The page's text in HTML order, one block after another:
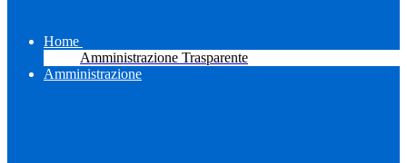
Home
Amministrazione Trasparente
Amministrazione